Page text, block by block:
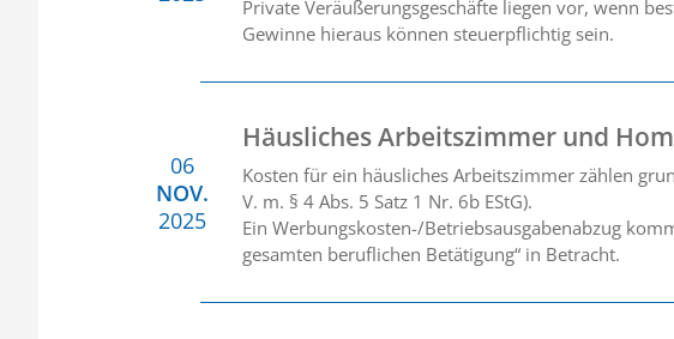
Private Veräußerungsgeschäfte liegen vor, wenn
Gewinne hieraus können steuerpflichtig sein.
06
NOV.
2025
Häusliches Arbeitszimmer und
Kosten für ein häusliches Arbeitszimmer zählen
V. m. § 4 Abs. 5 Satz 1 Nr. 6b EStG).
Ein Werbungskosten-/Betriebsausgabenabzug
gesamten beruflichen Betätigung“ in Betracht.